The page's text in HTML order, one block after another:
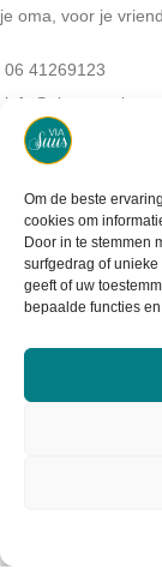
Om de beste
cookies om
Door in te stemmen
surfgedrag of
geeft of uw
bepaalde functies
je oma, voor je
06 41269123
info@viasuus.nl
NB: Geen
De haar 9
KVK-nummer:
BTW-nummer:
Informatie